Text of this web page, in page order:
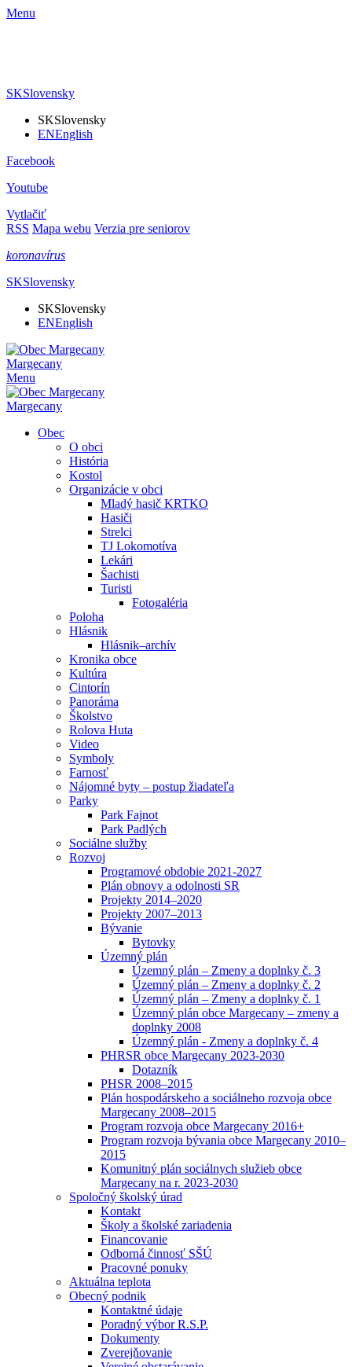
Menu
SKSlovensky
SKSlovensky
ENEnglish
Facebook
Youtube
Vytlačiť
RSS Mapa webu Verzia pre seniorov
koronavírus
SKSlovensky
SKSlovensky
ENEnglish
Margecany
Menu
Margecany
Obec
O obci
História
Kostol
Organizácie v obci
Mladý hasič KRTKO
Hasiči
Strelci
TJ Lokomotíva
Lekári
Šachisti
Turisti
Fotogaléria
Poloha
Hlásnik
Hlásnik–archív
Kronika obce
Kultúra
Cintorín
Panoráma
Školstvo
Rolova Huta
Video
Symboly
Farnosť
Nájomné byty – postup žiadateľa
Parky
Park Fajnot
Park Padlých
Sociálne služby
Rozvoj
Programové obdobie 2021-2027
Plán obnovy a odolnosti SR
Projekty 2014–2020
Projekty 2007–2013
Bývanie
Bytovky
Územný plán
Územný plán – Zmeny a doplnky č. 3
Územný plán – Zmeny a doplnky č. 2
Územný plán – Zmeny a doplnky č. 1
Územný plán obce Margecany – zmeny a
doplnky 2008
Územný plán - Zmeny a doplnky č. 4
PHRSR obce Margecany 2023-2030
Dotazník
PHSR 2008–2015
Plán hospodárskeho a sociálneho rozvoja obce
Margecany 2008–2015
Program rozvoja obce Margecany 2016+
Program rozvoja bývania obce Margecany 2010–
2015
Komunitný plán sociálnych služieb obce
Margecany na r. 2023-2030
Spoločný školský úrad
Kontakt
Školy a školské zariadenia
Financovanie
Odborná činnosť SŠÚ
Pracovné ponuky
Aktuálna teplota
Obecný podnik
Kontaktné údaje
Poradný výbor R.S.P.
Dokumenty
Zverejňovanie